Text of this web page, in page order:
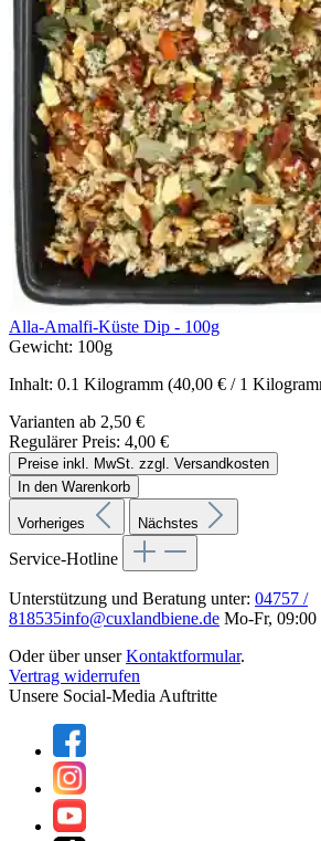
Alla-Amalfi-Küste Dip - 100g
Gewicht: 100g
Inhalt: 0.1 Kilogramm (40,00 € / 1
Varianten ab 2,50 €
Regulärer Preis: 4,00 €
Preise inkl. MwSt. zzgl. Versandkosten
In den Warenkorb
Vorheriges Nächstes
Service-Hotline
Unterstützung und Beratung unter: 04757 /
818535info@cuxlandbiene.de Mo-Fr,
Oder über unserKontaktformular.
Vertrag widerrufen
Unsere Social-Media Auftritte